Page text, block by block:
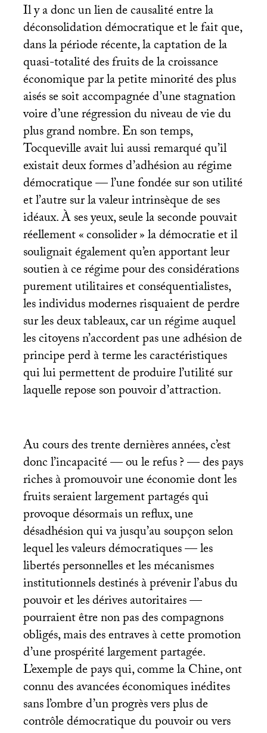
Il y a donc un lien de causalité entre la
déconsolidation démocratique et le fait que,
dans la période récente, la captation de la
quasi-totalité des fruits de la croissance
économique par la petite minorité des plus
aisés se soit accompagnée d’une stagnation
voire d’une régression du niveau de vie du
plus grand nombre. En son temps,
Tocqueville avait lui aussi remarqué qu’il
existait deux formes d’adhésion au régime
démocratique — l’une fondée sur son utilité
et l’autre sur la valeur intrinsèque de ses
idéaux. À ses yeux, seule la seconde pouvait
réellement «consolider» la démocratie et il
soulignait également qu’en apportant leur
soutien à ce régime pour des considérations
purement utilitaires et conséquentialistes,
les individus modernes risquaient de perdre
sur les deux tableaux, car un régime auquel
les citoyens n’accordent pas une adhésion de
principe perd à terme les caractéristiques
qui lui permettent de produire l’utilité sur
laquelle repose son pouvoir d’attraction.
Au cours des trente dernières années, c’est
donc l’incapacité — ou le refus? — des pays
riches à promouvoir une économie dont les
fruits seraient largement partagés qui
provoque désormais un reflux, une
désadhésion qui va jusqu’au soupçon selon
lequel les valeurs démocratiques — les
libertés personnelles et les mécanismes
institutionnels destinés à prévenir l’abus du
pouvoir et les dérives autoritaires —
pourraient être non pas des compagnons
obligés, mais des entraves à cette promotion
d’une prospérité largement partagée.
L’exemple de pays qui, comme la Chine, ont
connu des avancées économiques inédites
sans l’ombre d’un progrès vers plus de
contrôle démocratique du pouvoir ou vers